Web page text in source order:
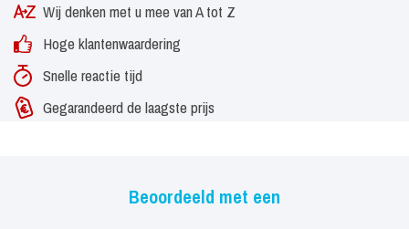
Wij denken met u mee van A tot Z
Hoge klantenwaardering
Snelle reactie tijd
Gegarandeerd de laagste prijs
Beoordeeld met een